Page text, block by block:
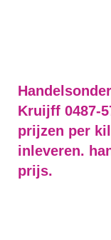
Kruijff 0487-
prijzen per
inleveren.
prijs.